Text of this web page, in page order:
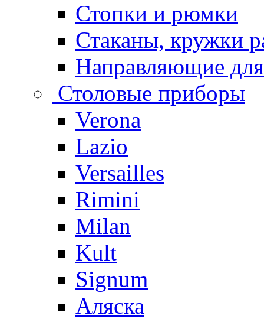
Стопки и рюмки
Стаканы, кружки
Направляющие
Столовые приборы
Verona
Lazio
Versailles
Rimini
Milan
Kult
Signum
Аляска